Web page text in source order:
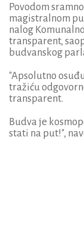
Povodom
magistralnom
nalog
transparent,
budvanskog
"Apsolutno
tražiću
transparent.
Budva je
stati na put!",